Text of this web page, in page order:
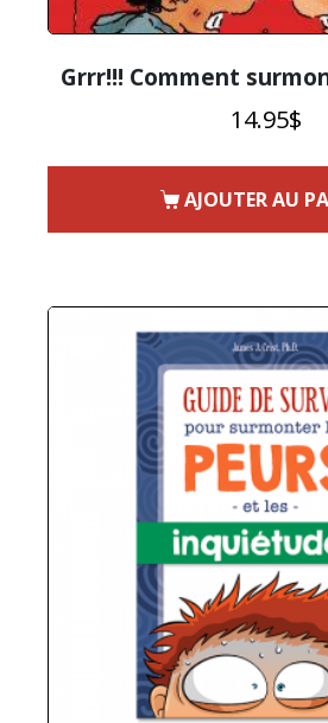
Grrr!!! Comment
14.95$
AJOUTER AU